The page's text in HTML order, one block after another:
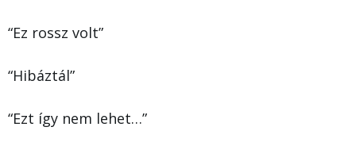
“Ez rossz volt”
“Hibáztál”
“Ezt így nem lehet…”